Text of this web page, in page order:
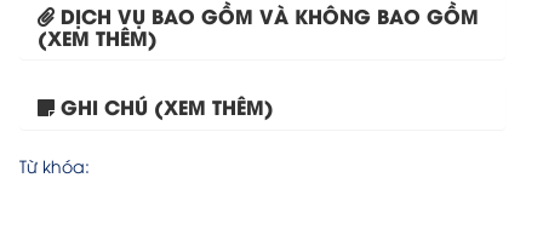
DỊCH VỤ BAO GỒM VÀ KHÔNG BAO GỒM
(XEM THÊM)
GHI CHÚ (XEM THÊM)
Từ khóa:
Tour Hà Nội – Thượng...